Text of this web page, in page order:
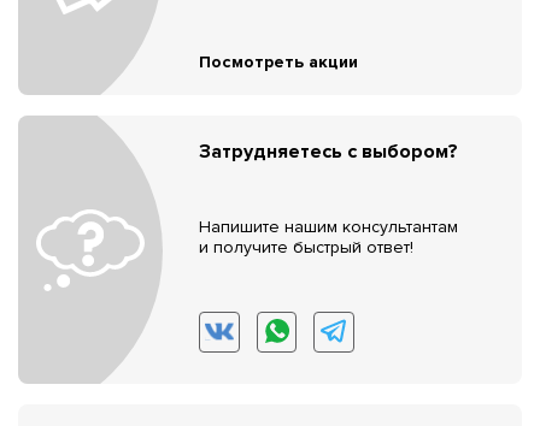
Посмотреть акции
Затрудняетесь с выбором?
Напишите нашим консультантам
и получите быстрый ответ!